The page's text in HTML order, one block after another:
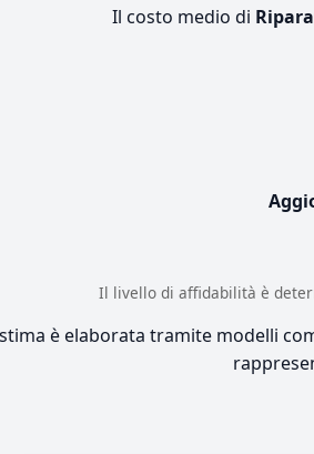
Il costo medio di
Il livello di affidabilità è
è elaborata tramite modelli